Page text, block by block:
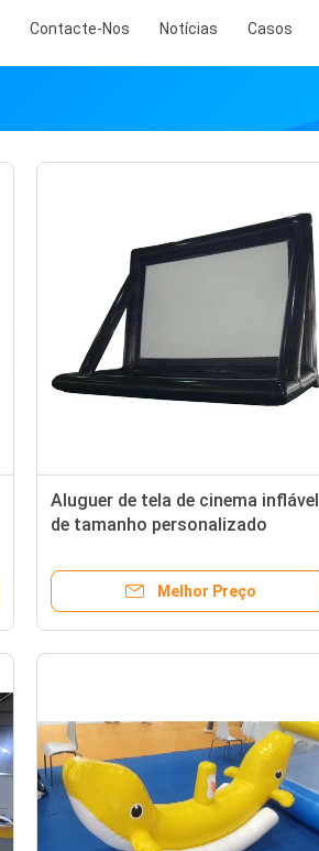
Contacte-Nos Notícias Casos
Aluguer de tela de cinema inflável
de tamanho personalizado
Melhor Preço